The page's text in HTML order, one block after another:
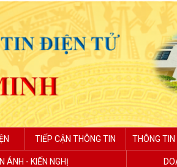
TIẾP CẬN THÔNG TIN THÔNG
ÁNH - KIẾN NGHỊ